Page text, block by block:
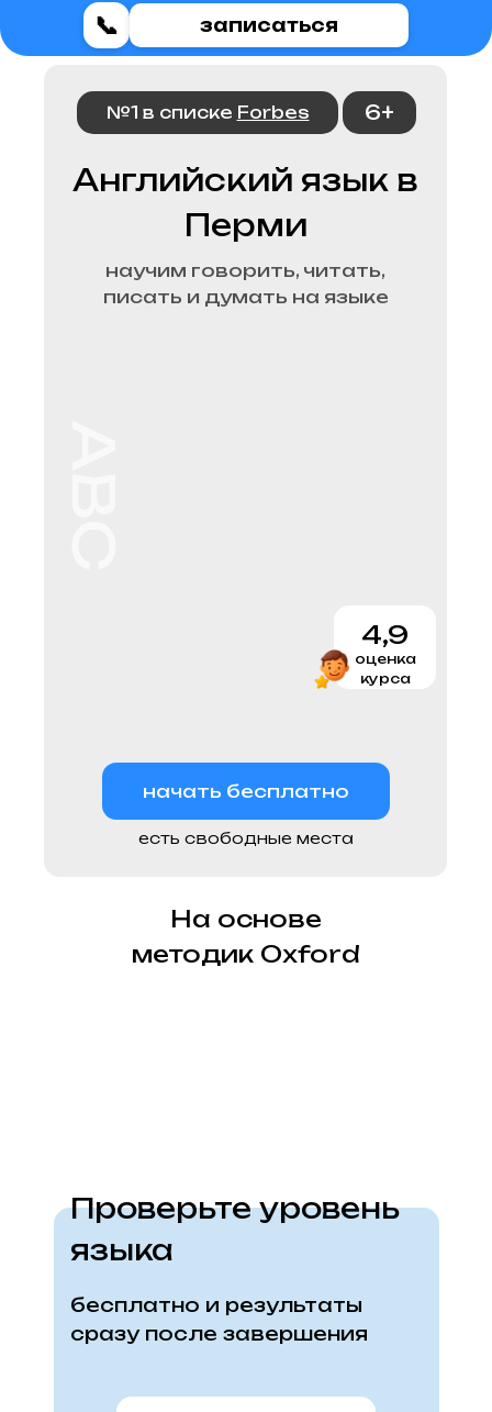
📞 записаться
Английский язык в
Перми
научим говорить, читать,
писать и думать на языке
№1 в списке Forbes 6+
начать бесплатно
есть свободные места
4,9
оценка
курса
На основе
методик Oxford
Проверьте уровень
языка
бесплатно и результаты
сразу после завершения